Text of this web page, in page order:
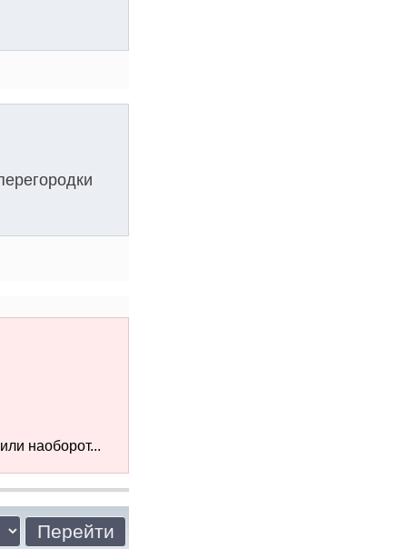
наоборот...